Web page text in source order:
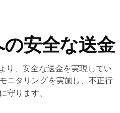
安全な送金
り、安全な送金を実現してい
ニタリングを実施し、不正行
守ります。